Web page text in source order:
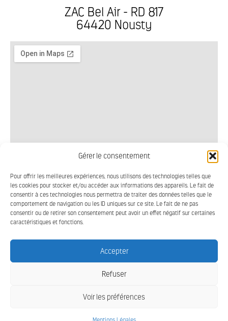
Gérer le consentement
Pour offrir les meilleures expériences, nous utilisons des technologies telles que
les cookies pour stocker et/ou accéder aux informations des appareils. Le fait de
consentir à ces technologies nous permettra de traiter des données telles que le
comportement de navigation ou les ID uniques sur ce site. Le fait de ne pas
consentir ou de retirer son consentement peut avoir un effet négatif sur certaines
caractéristiques et fonctions.
Accepter
Refuser
Voir les préférences
ZAC Bel Air - RD 817
64420 Nousty
CPMM - TOUS DROITS RÉSERVÉS
MENTIONS LÉGALES
DESIGN BY ALOR.DESIGN CRÉATION SITE INTERNET REFLEX